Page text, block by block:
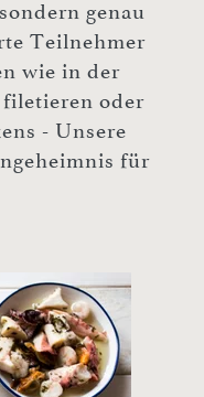
genau
Teilnehmer
wie in der
filetieren oder
- Unsere
für